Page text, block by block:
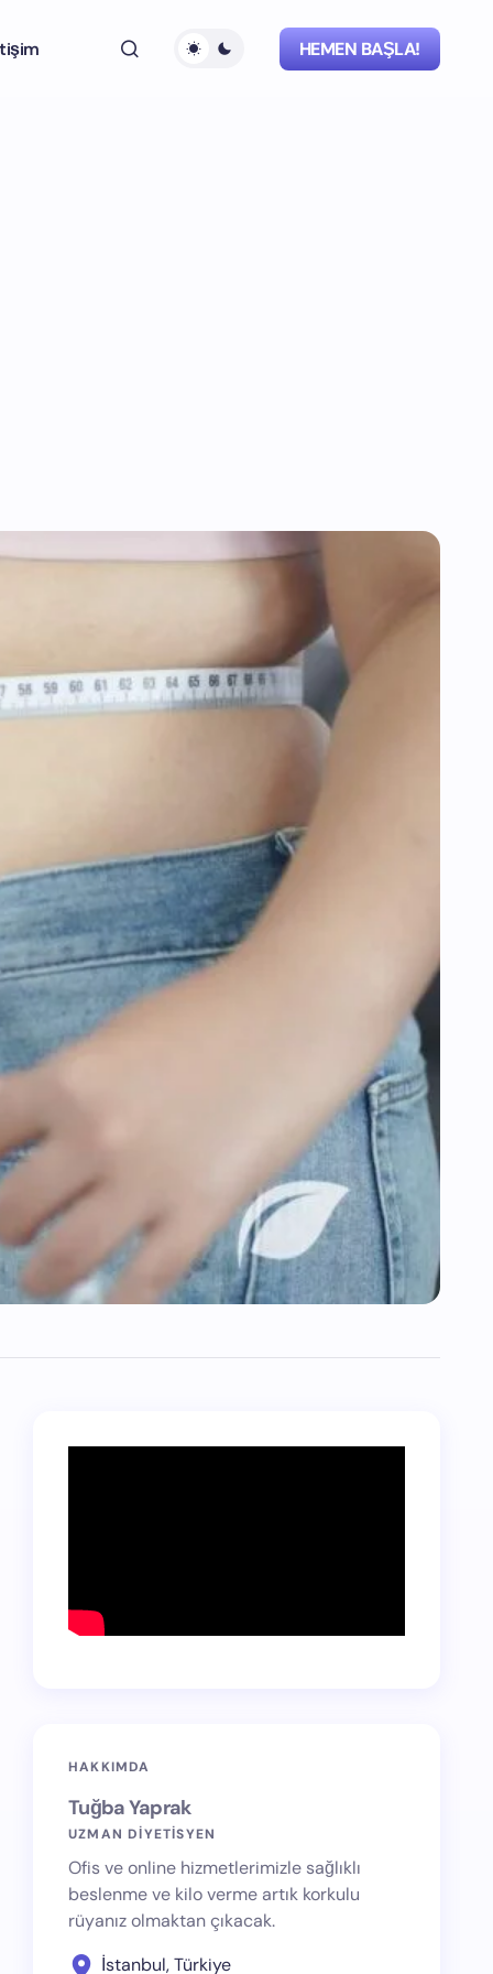
HEMEN BAŞLA!
HAKKIMDA
Tuğba Yaprak
UZMAN DİYETİSYEN
Ofis ve online hizmetlerimizle sağlıklı
beslenme ve kilo verme artık korkulu
rüyanız olmaktan çıkacak.
İstanbul, Türkiye